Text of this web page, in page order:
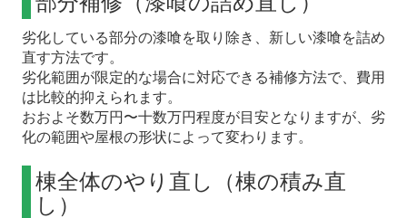
劣化している部分の漆喰を取り除き、新しい漆喰を詰め
直す方法です。
劣化範囲が限定的な場合に対応できる補修方法で、費用
は比較的抑えられます。
おおよそ数万円〜十数万円程度が目安となりますが、劣
化の範囲や屋根の形状によって変わります。
棟全体のやり直し（棟の積み直
し）